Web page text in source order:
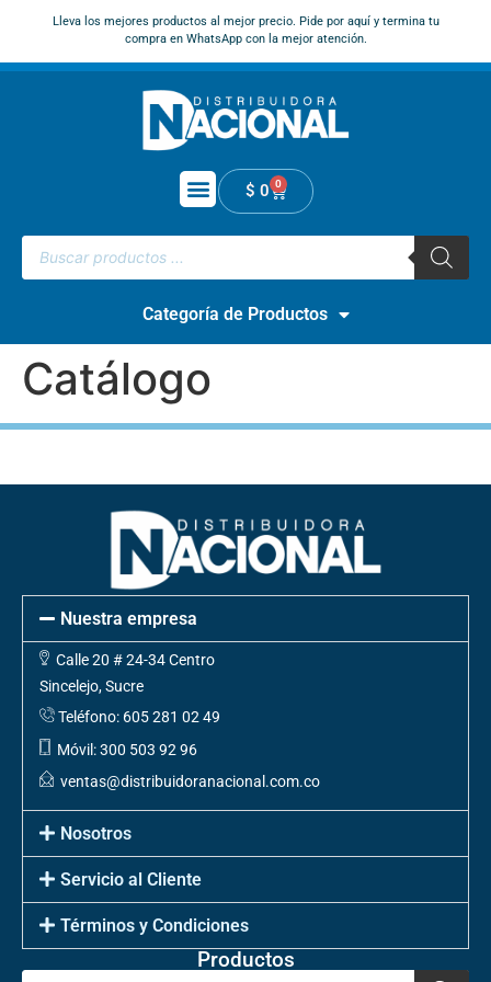
Lleva los mejores productos al mejor precio. Pide por aquí y termina tu
compra en WhatsApp con la mejor atención.
$ 0 0
Categoría de Productos
Catálogo
Nuestra empresa
Calle 20 # 24-34 Centro
Sincelejo, Sucre
Teléfono: 605 281 02 49
Móvil: 300 503 92 96
ventas@distribuidoranacional.com.co
Nosotros
Servicio al Cliente
Términos y Condiciones
Productos